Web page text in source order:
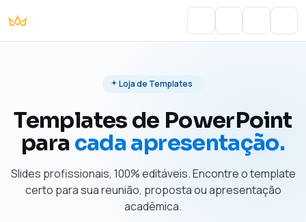
Loja de Templates
Templates de PowerPoint
para cada apresentação.
Slides profissionais, 100% editáveis. Encontre o template
certo para sua reunião, proposta ou apresentação
acadêmica.